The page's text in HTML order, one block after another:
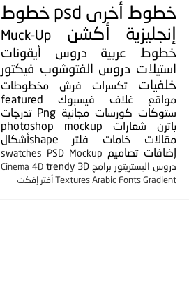
خطوط أخرى psd خطوط
إنجليزية
أكشن
Muck-Up
خطوط عربية
دروس
أيقونات
استيلات دروس الفتوشوب فيكتور
خلفيات
تكسرات فرش
مخطوطات
مواقع
غلاف فيسبوك
featured
ستوكات كورسات مجانية Png تدرجات
باترن
شعارات
photoshop mockup
مقالات
خامات فلتر
shapeأشكال
إضافات تصاميم PSD Mockup
swatches
دروس اليستريتور برامج 3D
trendy
Cinema 4D
Gradient
Arabic Fonts
Texturesأفتر إفكت